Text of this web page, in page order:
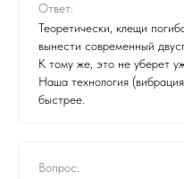
Ответ:
Теоретически, клещи
вынести современный
К тому же, это не уберет
Наша технология
быстрее.
Вопрос: